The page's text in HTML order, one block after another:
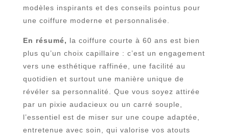
modèles inspirants et des conseils pointus pour
une coiffure moderne et personnalisée.
En résumé, la coiffure courte à 60 ans est bien
plus qu’un choix capillaire : c’est un engagement
vers une esthétique raffinée, une facilité au
quotidien et surtout une manière unique de
révéler sa personnalité. Que vous soyez attirée
par un pixie audacieux ou un carré souple,
l’essentiel est de miser sur une coupe adaptée,
entretenue avec soin, qui valorise vos atouts